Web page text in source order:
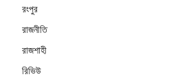
রংপুর
রাজনীতি
রাজশাহী
রিভিউ